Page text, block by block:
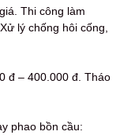
Thi công làm
lý chống hôi cống,
đ – 400.000 đ. Tháo
phao bồn cầu: